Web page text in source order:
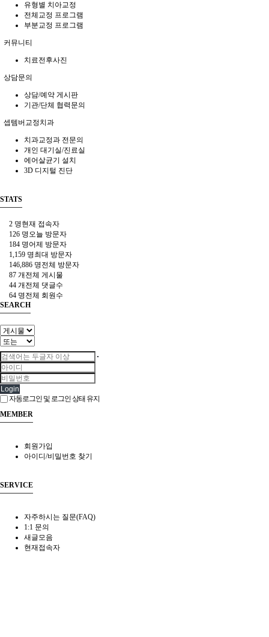
유형별 치아교정
전체교정 프로그램
부분교정 프로그램
커뮤니티
치료전후사진
상담문의
상담/예약 게시판
기관/단체 협력문의
셉템버교정치과
치과교정과 전문의
개인 대기실/진료실
에어살균기 설치
3D 디지털 진단
STATS
2 명현재 접속자
126 명오늘 방문자
184 명어제 방문자
1,159 명최대 방문자
146,886 명전체 방문자
87 개 전체 게시물
44 개 전체 댓글수
64 명전체 회원수
SEARCH
Login
자동로그인 및 로그인 상태 유지
MEMBER
회원가입
아이디/비밀번호 찾기
SERVICE
자주하시는 질문(FAQ)
1:1 문의
새글모음
현재접속자